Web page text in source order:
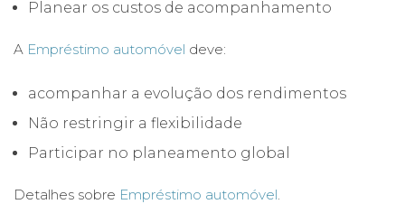
Planear os custos de acompanhamento
A Empréstimo automóvel deve:
acompanhar a evolução dos rendimentos
Não restringir a flexibilidade
Participar no planeamento global
Detalhes sobre Empréstimo automóvel